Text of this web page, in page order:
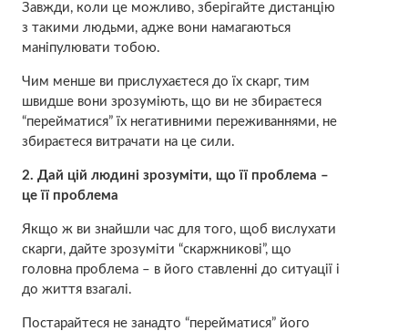
Завжди, коли це можливо, зберігайте дистанцію
з такими людьми, адже вони намагаються
маніпулювати тобою.
Чим менше ви прислухаєтеся до їх скарг, тим
швидше вони зрозуміють, що ви не збираєтеся
“перейматися” їх негативними переживаннями, не
збираєтеся витрачати на це сили.
2. Дай цій людині зрозуміти, що її проблема –
це її проблема
Якщо ж ви знайшли час для того, щоб вислухати
скарги, дайте зрозуміти “скаржникові”, що
головна проблема – в його ставленні до ситуації і
до життя взагалі.
Постарайтеся не занадто “перейматися” його